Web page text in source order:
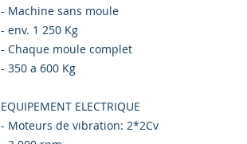
- Machine sans moule
- env. 1 250 Kg
- Chaque moule complet
- 350 a 600 Kg
EQUIPEMENT ELECTRIQUE
- Moteurs de vibration: 2*2Cv